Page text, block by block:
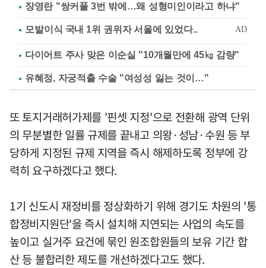
장영란 "쌍커풀 3번 밖에…왜 성형미인이라고 하냐"
다이어트 주사 맞은 이순실 "10개월만에 45㎏ 감량"
유혜정, 자궁적출 수술 "여성성 잃는 것이…"
또 토지거래허가제를 '핀셋 지정'으로 전환해 광역 단위
의 무분별한 일률 규제를 끝내고 의왕·성남·수원 등 부
당하게 지정된 규제 지역을 즉시 해제하도록 정부에 강
력히 요구하겠다고 했다.
1기 신도시 재정비를 정상화하기 위해 경기도 차원의 '통
합정비지원단'을 즉시 설치해 지연되는 사업의 속도를
높이고 실거주 요건에 묶인 원조합원들의 보유 기간 합
산 등 불합리한 제도를 개선하겠다고도 했다.